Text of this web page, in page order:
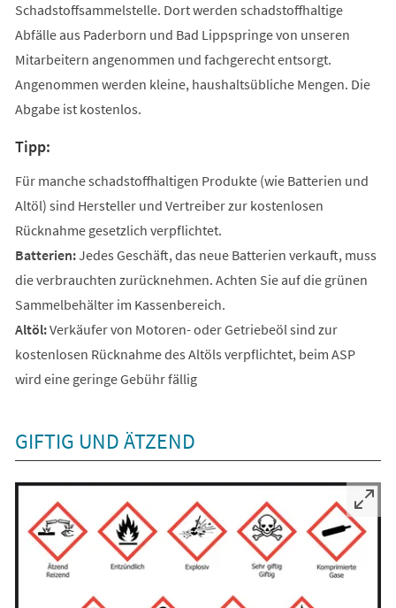
Schadstoffsammelstelle. Dort werden schadstoffhaltige
Abfälle aus Paderborn und Bad Lippspringe von unseren
Mitarbeitern angenommen und fachgerecht entsorgt.
Angenommen werden kleine, haushaltsübliche Mengen. Die
Abgabe ist kostenlos.
Tipp:
Für manche schadstoffhaltigen Produkte (wie Batterien und
Altöl) sind Hersteller und Vertreiber zur kostenlosen
Rücknahme gesetzlich verpflichtet.
Batterien:Jedes Geschäft, das neue Batterien verkauft, muss
die verbrauchten zurücknehmen. Achten Sie auf die grünen
Sammelbehälter im Kassenbereich.
Altöl:Verkäufer von Motoren- oder Getriebeöl sind zur
kostenlosen Rücknahme des Altöls verpflichtet, beim ASP
wird eine geringe Gebühr fällig
GIFTIG UND ÄTZEND